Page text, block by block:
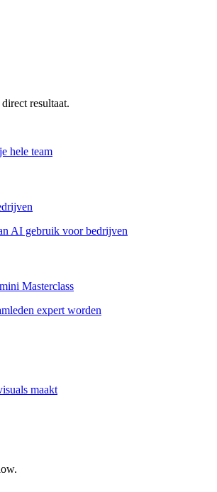
resultaat.
hele team
AI gebruik voor bedrijven
Masterclass
expert worden
maakt